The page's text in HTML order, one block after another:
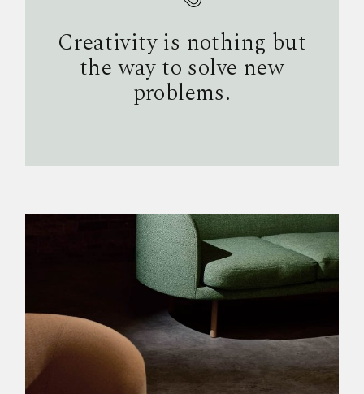
Creativity is nothing but
the way to solve new
problems.